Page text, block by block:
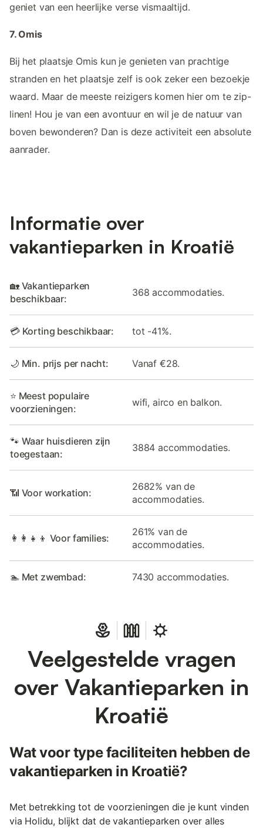
geniet van een heerlijke verse vismaaltijd.
7. Omis
Bij het plaatsje Omis kun je genieten van prachtige
stranden en het plaatsje zelf is ook zeker een bezoekje
waard. Maar de meeste reizigers komen hier om te zip-
linen! Hou je van een avontuur en wil je de natuur van
boven bewonderen? Dan is deze activiteit een absolute
aanrader.
Informatie over
vakantieparken in Kroatië
🏡 Vakantieparken
beschikbaar:
368 accommodaties.
💳 Korting beschikbaar: tot -41%.
🌙 Min. prijs per nacht: Vanaf €28.
⭐ Meest populaire
voorzieningen:
wifi, airco en balkon.
🐾 Waar huisdieren zijn
toegestaan:
3884 accommodaties.
📶 Voor workation:
2682% van de
accommodaties.
👩‍👩‍👧‍👦 Voor families:
261% van de
accommodaties.
🏊 Met zwembad: 7430 accommodaties.
Veelgestelde vragen
over Vakantieparken in
Kroatië
Wat voor type faciliteiten hebben de
vakantieparken in Kroatië?
Met betrekking tot de voorzieningen die je kunt vinden
via Holidu, blijkt dat de vakantieparken over alles